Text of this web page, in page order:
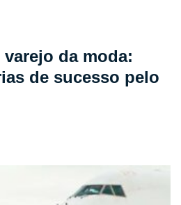
da moda:
de sucesso pelo